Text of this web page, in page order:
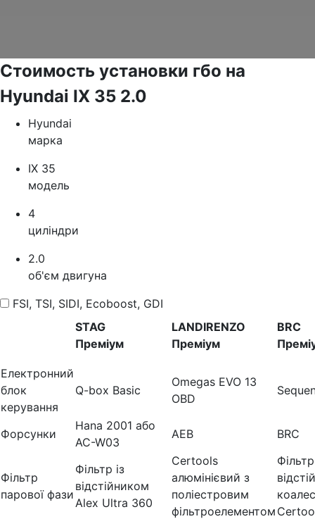
Стоимость установки гбо на
Hyundai IX 35 2.0
Hyundai
марка
IX 35
модель
4
циліндри
2.0
об'єм двигуна
FSI, TSI, SIDI, Ecoboost, GDI
STAG
Преміум
LANDIRENZO
Преміум
BRC
Електронний
блок
керування
Q-box Basic
Omegas EVO 13
OBD
Форсунки
Hana 2001 або
AC-W03
AEB BRC
Фільтр
парової фази
Фільтр із
відстійником
Alex Ultra 360
Certools
алюмінієвий з
поліестровим
фільтроелементом
Фільтр